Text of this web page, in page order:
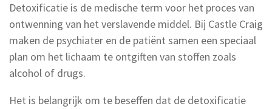
Detoxificatie is de medische term voor het proces van
ontwenning van het verslavende middel. Bij Castle Craig
maken de psychiater en de patiënt samen een speciaal
plan om het lichaam te ontgiften van stoffen zoals
alcohol of drugs.
Het is belangrijk om te beseffen dat de detoxificatie